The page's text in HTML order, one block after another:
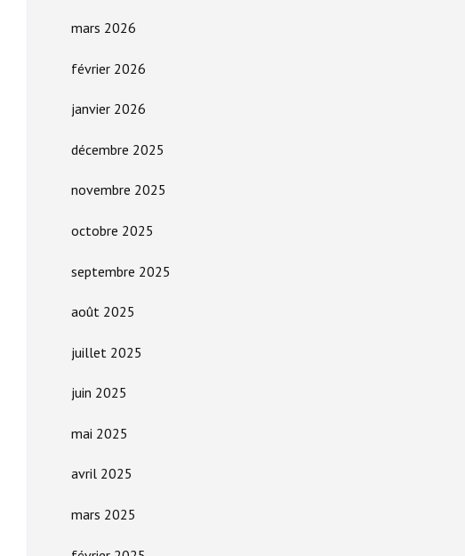
mars 2026
février 2026
janvier 2026
décembre 2025
novembre 2025
octobre 2025
septembre 2025
août 2025
juillet 2025
juin 2025
mai 2025
avril 2025
mars 2025